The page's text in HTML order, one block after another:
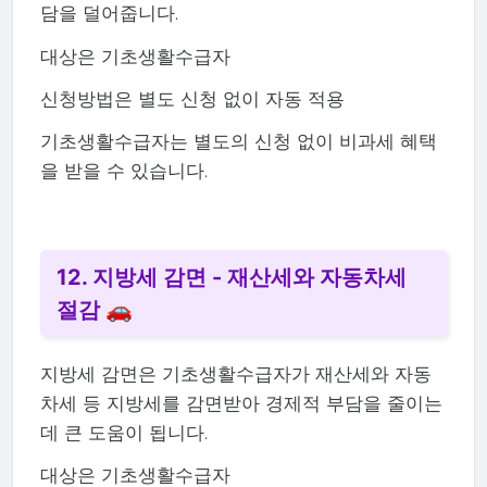
담을 덜어줍니다.
대상은 기초생활수급자
신청방법은 별도 신청 없이 자동 적용
기초생활수급자는 별도의 신청 없이 비과세 혜택
을 받을 수 있습니다.
12. 지방세 감면 - 재산세와 자동차세
절감 🚗
지방세 감면은 기초생활수급자가 재산세와 자동
차세 등 지방세를 감면받아 경제적 부담을 줄이는
데 큰 도움이 됩니다.
대상은 기초생활수급자